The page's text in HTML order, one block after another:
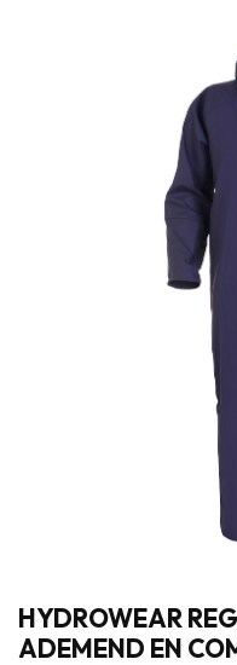
HYDROWEAR
ADEMEND EN